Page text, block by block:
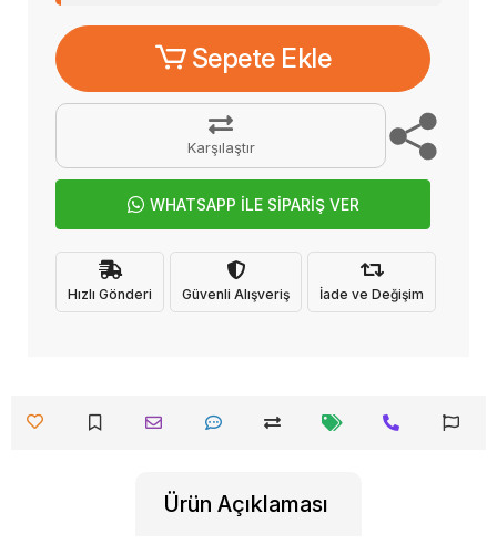
Sepete Ekle
Karşılaştır
WHATSAPP İLE SİPARİŞ VER
Hızlı Gönderi Güvenli Alışveriş İade ve Değişim
Ürün Açıklaması